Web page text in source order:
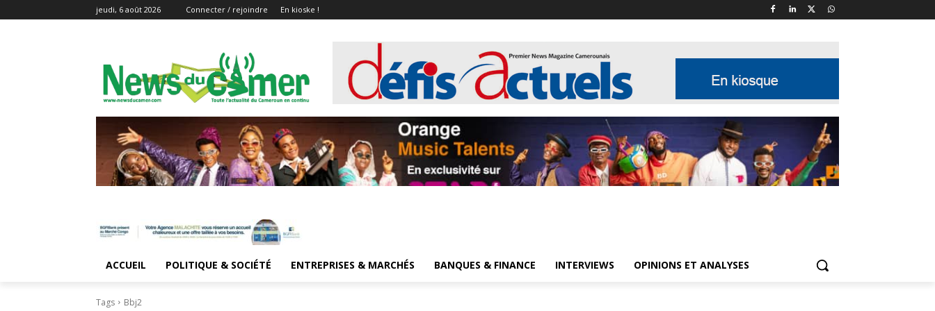
jeudi, 6 août 2026 Connecter / rejoindre En kioske !
ACCUEIL POLITIQUE & SOCIÉTÉ ENTREPRISES & MARCHÉS BANQUES & FINANCE INTERVIEWS OPINIONS ET ANALYSES
Tags Bbj2